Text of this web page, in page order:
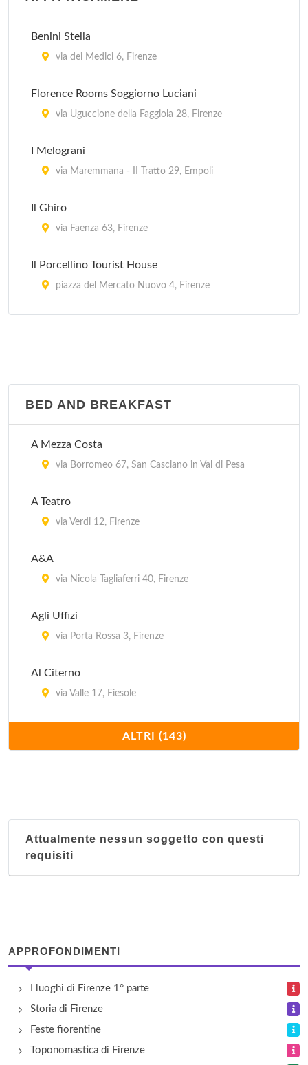
Ostello Santa Monaca
Poggio alla Terra
Villa San Michele
Benini Stella
via dei Medici 6, Firenze
Florence Rooms Soggiorno Luciani
via Uguccione della Faggiola 28, Firenze
I Melograni
via Maremmana - II Tratto 29, Empoli
Il Ghiro
via Faenza 63, Firenze
Il Porcellino Tourist House
piazza del Mercato Nuovo 4, Firenze
via Nazionale 17, Firenze
BED AND BREAKFAST
A Mezza Costa
via Borromeo 67, San Casciano in Val di Pesa
A Teatro
via Verdi 12, Firenze
A&A
via Nicola Tagliaferri 40, Firenze
Agli Uffizi
via Porta Rossa 3, Firenze
Al Citerno
via Valle 17, Fiesole
piazza della Repubblica 3, Firenze
Althea Rooms
Antiche Armonie
Artbedandbreakfast
ALTRI (143)
Attualmente nessun soggetto con questi
requisiti
APPROFONDIMENTI
I luoghi di Firenze 1° parte
Storia di Firenze
Feste fiorentine
Toponomastica di Firenze